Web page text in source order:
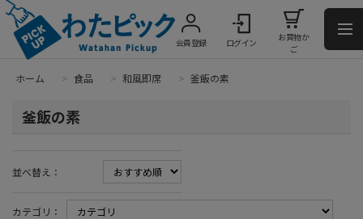
会員登録 ログイン
お買物か
ご
ホーム > 食品 > 和風即席 > 釜飯の素
釜飯の素
並べ替え：
カテゴリ：